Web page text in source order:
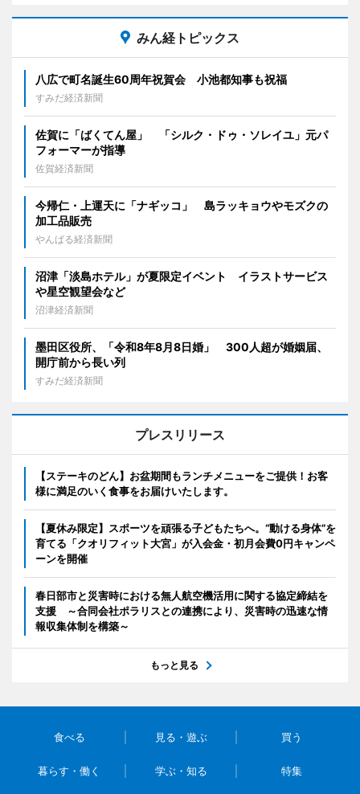
みん経トピックス
八広で町名誕生60周年祝賀会 小池都知事も祝福
すみだ経済新聞
佐賀に「ばくてん屋」 「シルク・ドゥ・ソレイユ」元パ
フォーマーが指導
佐賀経済新聞
今帰仁・上運天に「ナギッコ」 島ラッキョウやモズクの
加工品販売
やんばる経済新聞
沼津「淡島ホテル」が夏限定イベント イラストサービス
や星空観望会など
沼津経済新聞
墨田区役所、「令和8年8月8日婚」 300人超が婚姻届、
開庁前から長い列
すみだ経済新聞
プレスリリース
【ステーキのどん】お盆期間もランチメニューをご提供！お客
様に満足のいく食事をお届けいたします。
【夏休み限定】スポーツを頑張る子どもたちへ。“動ける身体”を
育てる「クオリフィット大宮」が入会金・初月会費0円キャンペ
ーンを開催
春日部市と災害時における無人航空機活用に関する協定締結を
支援 ～合同会社ポラリスとの連携により、災害時の迅速な情
報収集体制を構築～
もっと見る
食べる 見る・遊ぶ 買う
暮らす・働く 学ぶ・知る 特集